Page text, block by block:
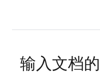
输入文档